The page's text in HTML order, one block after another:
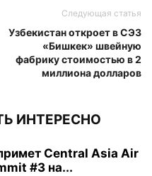
Следующая статья
Узбекистан откроет в СЭЗ
«Бишкек» швейную
фабрику стоимостью в 2
миллиона долларов
ИНТЕРЕСНО
Central Asia Air
#3 на...